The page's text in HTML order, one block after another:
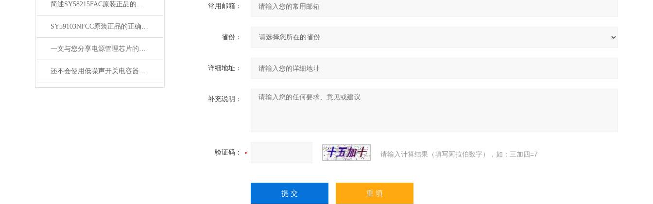
简述SY58215FAC原装正品的正确安装方法
SY59103NFCC原装正品的正确维护保养方法分享
一文与您分享电源管理芯片的维护保养方法
还不会使用低噪声开关电容器？进来看
常用邮箱：
省份：
详细地址：
补充说明：
验证码： 请输入计算结果（填写阿拉伯数字），如：三加四=7